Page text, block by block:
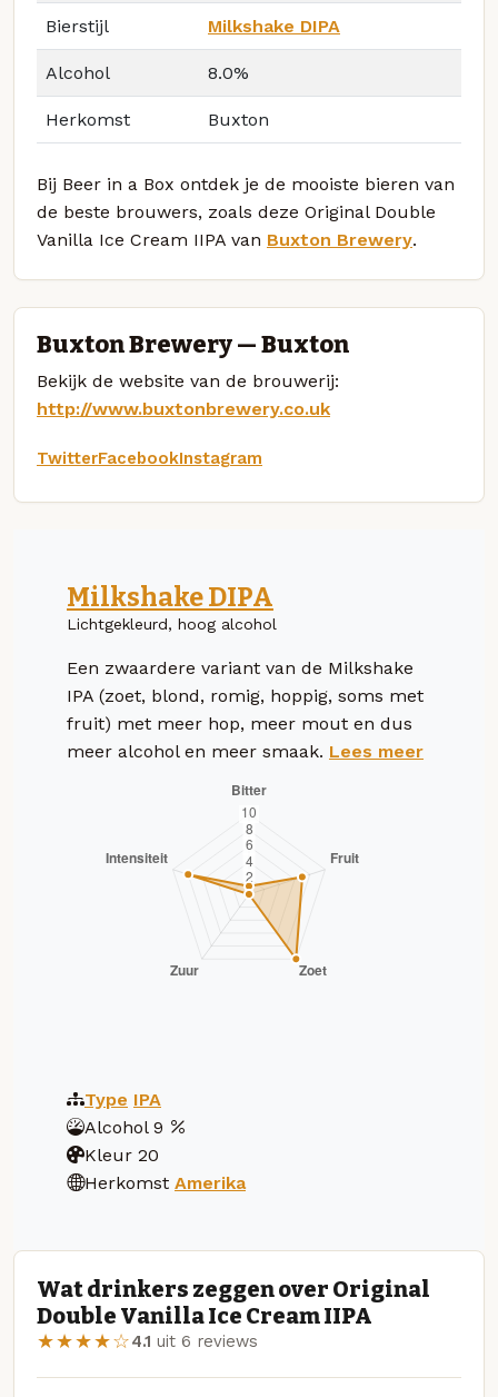
Bierstijl Milkshake DIPA
Alcohol 8.0%
Herkomst Buxton
Bij Beer in a Box ontdek je de mooiste bieren van
de beste brouwers, zoals deze Original Double
Vanilla Ice Cream IIPA van Buxton Brewery.
Buxton Brewery — Buxton
Bekijk de website van de brouwerij:
http://www.buxtonbrewery.co.uk
TwitterFacebookInstagram
Milkshake DIPA
Lichtgekleurd, hoog alcohol
Een zwaardere variant van de Milkshake
IPA (zoet, blond, romig, hoppig, soms met
fruit) met meer hop, meer mout en dus
meer alcohol en meer smaak. Lees meer
Type IPA
Alcohol 9
Kleur 20
Herkomst Amerika
Wat drinkers zeggen over Original
Double Vanilla Ice Cream IIPA
★★★★☆4.1 uit 6 reviews